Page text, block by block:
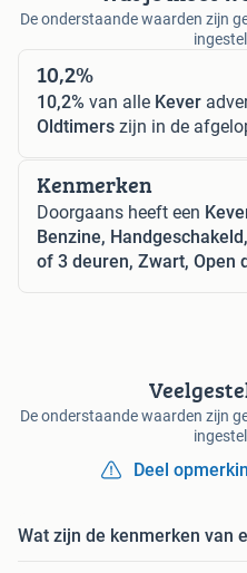
De onderstaande waarden zijn
10,2%
10,2% van alle Kever
Oldtimers zijn in de
Kenmerken
Doorgaans heeft een
Benzine,
of 3 deuren, Zwart, Open
De onderstaande waarden zijn
Deel
Wat zijn de kenmerken van